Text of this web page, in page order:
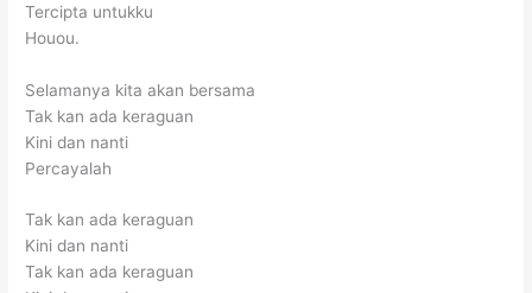
Tercipta untukku
Houou.
Selamanya kita akan bersama
Tak kan ada keraguan
Kini dan nanti
Percayalah
Tak kan ada keraguan
Kini dan nanti
Tak kan ada keraguan